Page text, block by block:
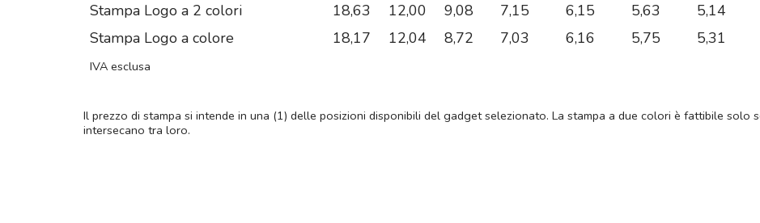
Stampa Logo a 2 colori
18,63 12,00 9,08 7,15 6,15 5,63 5,14
Stampa Logo a colore
18,17 12,04 8,72 7,03 6,16 5,75 5,31
IVA esclusa
Il prezzo di stampa si intende in una (1) delle posizioni disponibili del gadget selezionato. La stampa a due colori è fattibile solo
intersecano tra loro.